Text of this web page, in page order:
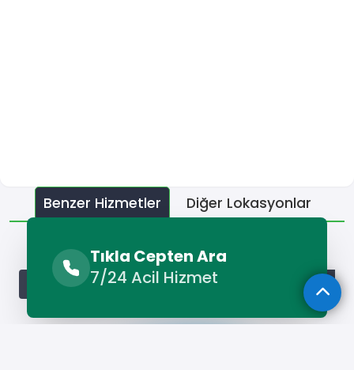
Tıkla Cepten Ara
7/24 Acil Hizmet
Benzer Hizmetler Diğer Lokasyonlar
Benzer Hizmetler
Safranbolu Alçı Ustası Safranbolu Boyacı Safranbolu